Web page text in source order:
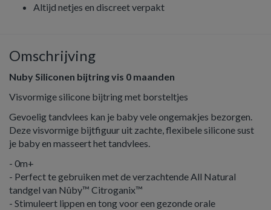
Altijd netjes en discreet verpakt
Omschrijving
Nuby Siliconen bijtring vis 0 maanden
Visvormige silicone bijtring met borsteltjes
Gevoelig tandvlees kan je baby vele ongemakjes bezorgen.
Deze visvormige bijtfiguur uit zachte, flexibele silicone sust
je baby en masseert het tandvlees.
- 0m+
- Perfect te gebruiken met de verzachtende All Natural
tandgel van Nûby™ Citroganix™
- Stimuleert lippen en tong voor een gezonde orale